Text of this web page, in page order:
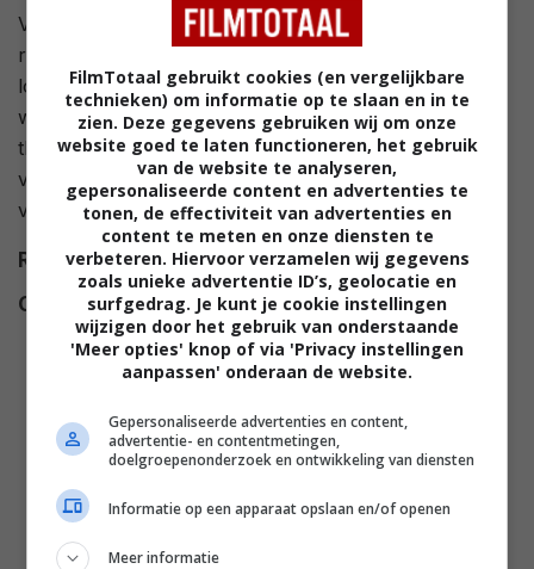
Voormalige klasgenoten Lina Gordon en Max Cooper
reizen naar huis voor de vakantie, tot er een storm
losbarst waardoor hun plannen in gevaar komen. Ze
worden gedwongen om samen te werken om op tijd
thuis te zijn en grijpen daarbij elke kans en elk
vervoersmiddel. Hun samenwerking gaat echter niet
van een leien dakje.
Regie Catherine Cyran.
Cast
Rachael Leigh Cook,Matt
Clarke,Derek Hamilton,Keith
MacKechnie,Patricia Harras
Stewart,Greyston Holt,Jon
Cor,Nils Hognestad,Luke
Bradley,Raylene Harewood,
Erica Elliot
FilmTotaal gebruikt cookies (en vergelijkbare
technieken) om informatie op te slaan en in te
zien. Deze gegevens gebruiken wij om onze
website goed te laten functioneren, het gebruik
van de website te analyseren,
gepersonaliseerde content en advertenties te
tonen, de effectiviteit van advertenties en
content te meten en onze diensten te
verbeteren. Hiervoor verzamelen wij gegevens
zoals unieke advertentie ID’s, geolocatie en
surfgedrag. Je kunt je cookie instellingen
wijzigen door het gebruik van onderstaande
'Meer opties' knop of via 'Privacy instellingen
aanpassen' onderaan de website.
Gepersonaliseerde advertenties en content,
advertentie- en contentmetingen,
doelgroepenonderzoek en ontwikkeling van diensten
Informatie op een apparaat opslaan en/of openen
Meer informatie